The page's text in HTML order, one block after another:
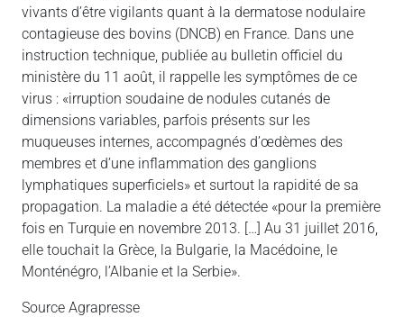
vivants d’être vigilants quant à la dermatose nodulaire
contagieuse des bovins (DNCB) en France. Dans une
instruction technique, publiée au bulletin officiel du
ministère du 11 août, il rappelle les symptômes de ce
virus : «irruption soudaine de nodules cutanés de
dimensions variables, parfois présents sur les
muqueuses internes, accompagnés d’œdèmes des
membres et d’une inflammation des ganglions
lymphatiques superficiels» et surtout la rapidité de sa
propagation. La maladie a été détectée «pour la première
fois en Turquie en novembre 2013. […] Au 31 juillet 2016,
elle touchait la Grèce, la Bulgarie, la Macédoine, le
Monténégro, l’Albanie et la Serbie».
Source Agrapresse